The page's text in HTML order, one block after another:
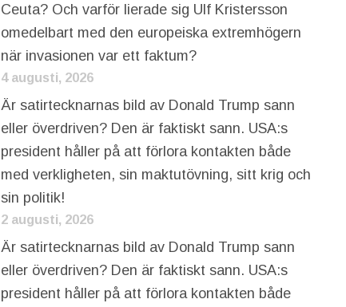
Ceuta? Och varför lierade sig Ulf Kristersson
omedelbart med den europeiska extremhögern
när invasionen var ett faktum?
4 augusti, 2026
Är satirtecknarnas bild av Donald Trump sann
eller överdriven? Den är faktiskt sann. USA:s
president håller på att förlora kontakten både
med verkligheten, sin maktutövning, sitt krig och
sin politik!
2 augusti, 2026
Är satirtecknarnas bild av Donald Trump sann
eller överdriven? Den är faktiskt sann. USA:s
president håller på att förlora kontakten både